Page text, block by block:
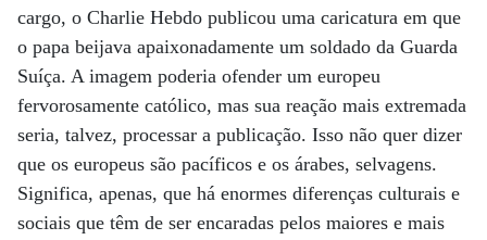
cargo, o Charlie Hebdo publicou uma caricatura em que
o papa beijava apaixonadamente um soldado da Guarda
Suíça. A imagem poderia ofender um europeu
fervorosamente católico, mas sua reação mais extremada
seria, talvez, processar a publicação. Isso não quer dizer
que os europeus são pacíficos e os árabes, selvagens.
Significa, apenas, que há enormes diferenças culturais e
sociais que têm de ser encaradas pelos maiores e mais